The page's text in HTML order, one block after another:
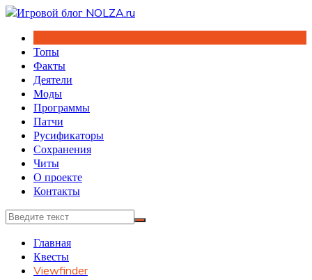
Перейти
содержимому
Топы
Факты
Деятели
Моды
Программы
Патчи
Русификаторы
Сохранения
Читы
О проекте
Контакты
Главная
Квесты
Viewfinder